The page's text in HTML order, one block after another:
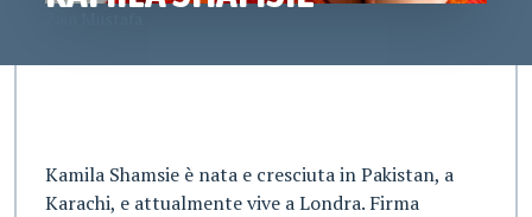
Kamila Shamsie è nata e cresciuta in Pakistan, a
Karachi, e attualmente vive a Londra. Firma